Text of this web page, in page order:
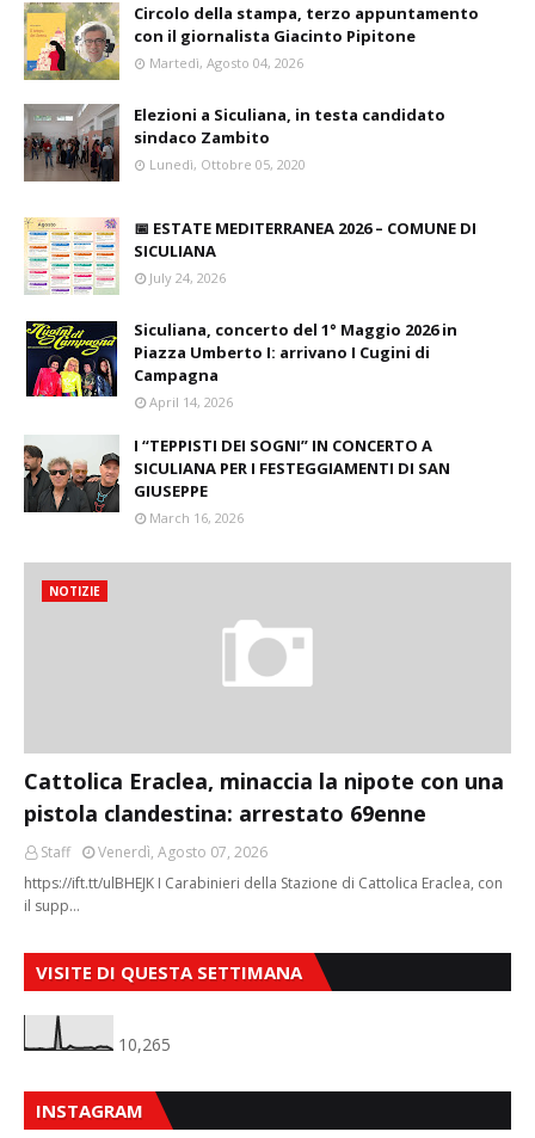
Circolo della stampa, terzo appuntamento
con il giornalista Giacinto Pipitone
Martedì, Agosto 04, 2026
Elezioni a Siculiana, in testa candidato
sindaco Zambito
Lunedì, Ottobre 05, 2020
📅 ESTATE MEDITERRANEA 2026 – COMUNE DI
SICULIANA
July 24, 2026
Siculiana, concerto del 1° Maggio 2026 in
Piazza Umberto I: arrivano I Cugini di
Campagna
April 14, 2026
I “TEPPISTI DEI SOGNI” IN CONCERTO A
SICULIANA PER I FESTEGGIAMENTI DI SAN
GIUSEPPE
March 16, 2026
NOTIZIE
Cattolica Eraclea, minaccia la nipote con una
pistola clandestina: arrestato 69enne
Staff
Venerdì, Agosto 07, 2026
https://ift.tt/ulBHEJK I Carabinieri della Stazione di Cattolica Eraclea, con
il supp…
VISITE DI QUESTA SETTIMANA
10,265
INSTAGRAM